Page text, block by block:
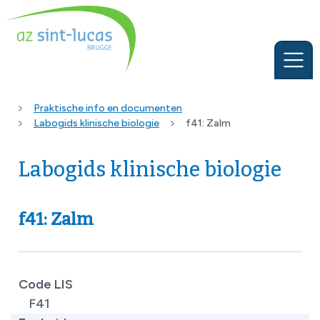
Praktische info en documenten
Labogids klinische biologie
f41: Zalm
Labogids klinische biologie
f41: Zalm
Code LIS
F41